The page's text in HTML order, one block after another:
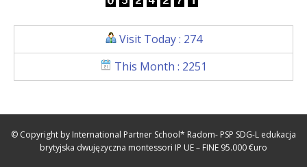
Visit Today : 274
This Month : 2251
© Copyright by International Partner School* Radom- PSP SDG-L edukacja
brytyjska dwujęzyczna montessori IP UE – FINE 95.000 €uro